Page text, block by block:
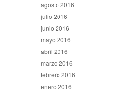
agosto 2016
julio 2016
junio 2016
mayo 2016
abril 2016
marzo 2016
febrero 2016
enero 2016